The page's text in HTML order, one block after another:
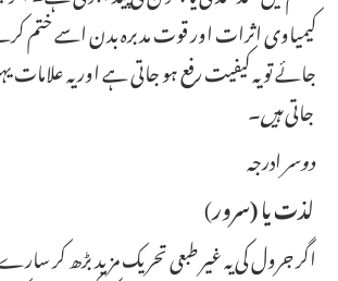
کیمیاوی اثرات اور قوت مدبرہ بدن اسے ختم
جائے تو یہ کیفیت رفع ہو جاتی ہے اور یہ علامات
جاتیہیں
دوسرادرجه
لذت يا (سرور
اگر جرول کی یہ غیر طبعی تحریک مزید بڑھ کر